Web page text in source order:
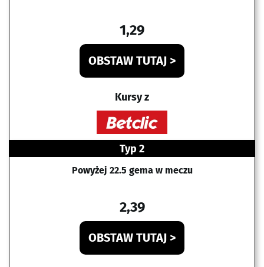
1,29
OBSTAW TUTAJ >
Kursy z
Typ 2
Powyżej 22.5 gema w meczu
2,39
OBSTAW TUTAJ >